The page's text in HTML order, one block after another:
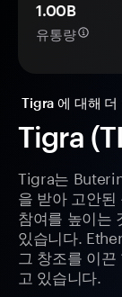
Tigra
Tigra는
을 받아 고안
참여를 높이는
있습니다.
그 창조를 이
고 있습니다.
1.00B
유통량
Tigra 에 대해 더